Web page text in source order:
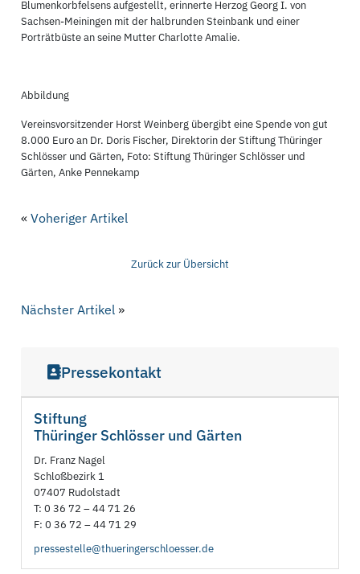
Blumenkorbfelsens aufgestellt, erinnerte Herzog Georg I. von
Sachsen-Meiningen mit der halbrunden Steinbank und einer
Porträtbüste an seine Mutter Charlotte Amalie.
Abbildung
Vereinsvorsitzender Horst Weinberg übergibt eine Spende von gut
8.000 Euro an Dr. Doris Fischer, Direktorin der Stiftung Thüringer
Schlösser und Gärten, Foto: Stiftung Thüringer Schlösser und
Gärten, Anke Pennekamp
«Voheriger Artikel
Zurück zur Übersicht
Nächster Artikel »
Pressekontakt
Stiftung
Thüringer Schlösser und Gärten
Dr. Franz Nagel
Schloßbezirk 1
07407 Rudolstadt
T: 0 36 72 – 44 71 26
F: 0 36 72 – 44 71 29
pressestelle@thueringerschloesser.de